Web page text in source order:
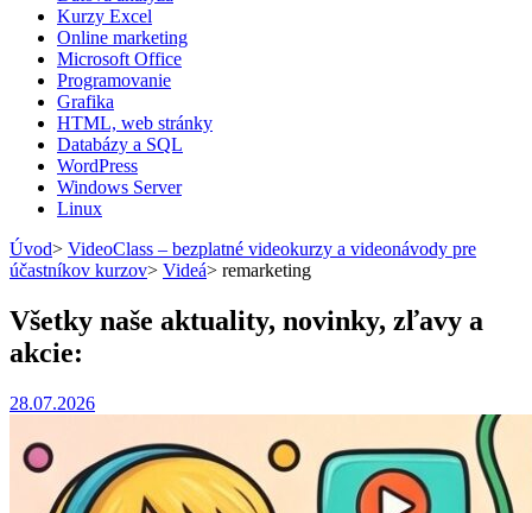
Kurzy Excel
Online marketing
Microsoft Office
Programovanie
Grafika
HTML, web stránky
Databázy a SQL
WordPress
Windows Server
Linux
Úvod> VideoClass – bezplatné videokurzy a videonávody pre
účastníkov kurzov> Videá> remarketing
Všetky naše aktuality, novinky, zľavy a
akcie:
28.07.2026